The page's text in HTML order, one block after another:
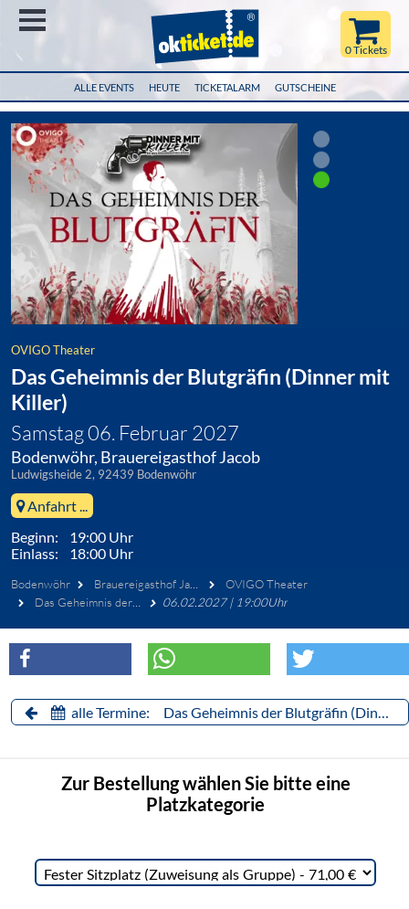
ALLE EVENTS HEUTE TICKETALARM GUTSCHEINE
0 Tickets
OVIGO Theater
Das Geheimnis der Blutgräfin (Dinner mit
Killer)
Samstag 06. Februar 2027
Bodenwöhr, Brauereigasthof Jacob
Ludwigsheide 2, 92439 Bodenwöhr
Anfahrt ...
Beginn: 19:00 Uhr
Einlass: 18:00 Uhr
Bodenwöhr Brauereigasthof Jacob
OVIGO Theater
Das Geheimnis der Blutgräfin (Dinner mit Killer)
06.02.2027 | 19:00Uhr
alle Termine: Das Geheimnis der Blutgräfin (Dinner mit Killer)
Zur Bestellung wählen Sie bitte eine
Platzkategorie